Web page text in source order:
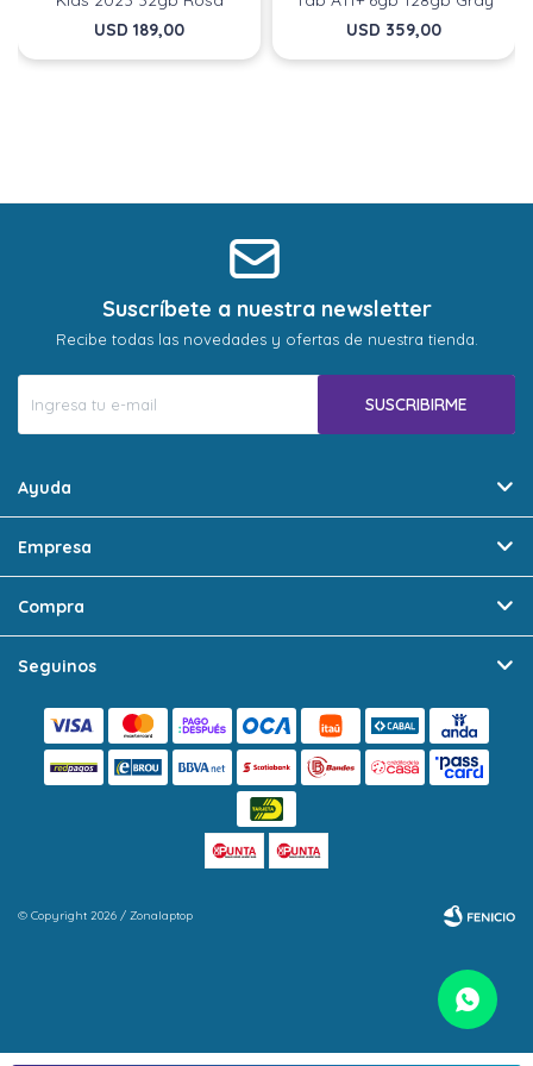
USD 189,00
USD 359,00
Suscríbete a nuestra newsletter
Recibe todas las novedades y ofertas de nuestra tienda.
SUSCRIBIRME
Ayuda
Empresa
Compra
Seguinos
© Copyright 2026 / Zonalaptop